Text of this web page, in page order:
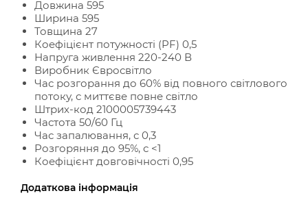
Довжина 595
Ширина 595
Товщина 27
Коефіцієнт потужності (PF) 0,5
Напруга живлення 220-240 В
Виробник Євросвітло
Час розгорання до 60% від повного світлового
потоку, с миттєве повне світло
Штрих-код 2100005739443
Частота 50/60 Гц
Час запалювання, с 0,3
Розгоряння до 95%, с <1
Коефіцієнт довговічності 0,95
Додаткова інформація